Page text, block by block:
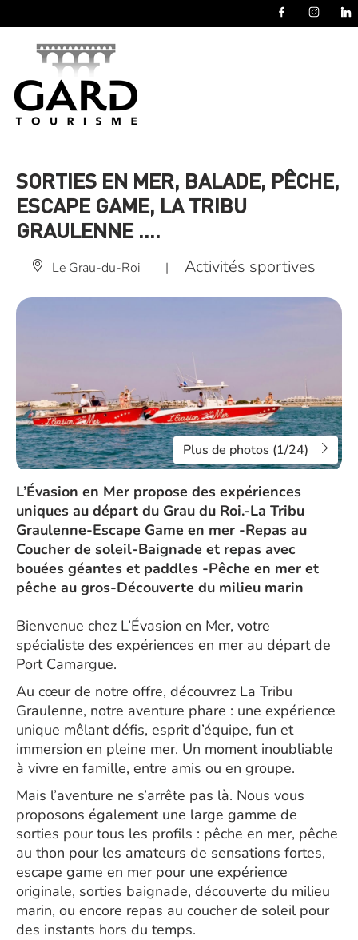
SORTIES EN MER, BALADE, PÊCHE,
ESCAPE GAME, LA TRIBU
GRAULENNE ….
Le Grau-du-Roi | Activités sportives
Plus de photos (1/24)
L’Évasion en Mer propose des expériences
uniques au départ du Grau du Roi.-La Tribu
Graulenne-Escape Game en mer -Repas au
Coucher de soleil-Baignade et repas avec
bouées géantes et paddles -Pêche en mer et
pêche au gros-Découverte du milieu marin
Bienvenue chez L’Évasion en Mer, votre
spécialiste des expériences en mer au départ de
Port Camargue.
Au cœur de notre offre, découvrez La Tribu
Graulenne, notre aventure phare : une expérience
unique mêlant défis, esprit d’équipe, fun et
immersion en pleine mer. Un moment inoubliable
à vivre en famille, entre amis ou en groupe.
Mais l’aventure ne s’arrête pas là. Nous vous
proposons également une large gamme de
sorties pour tous les profils : pêche en mer, pêche
au thon pour les amateurs de sensations fortes,
escape game en mer pour une expérience
originale, sorties baignade, découverte du milieu
marin, ou encore repas au coucher de soleil pour
des instants hors du temps.